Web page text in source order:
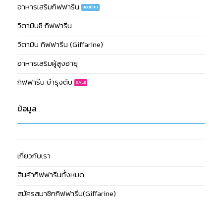
อาหารเสริมกิฟฟารีน
วิตามินซี กิฟฟารีน
วิตามิน กิฟฟารีน (Giffarine)
อาหารเสริมผู้สูงอายุ
กิฟฟารีน บำรุงตับ
ข้อมูล
เกี่ยวกับเรา
สินค้ากิฟฟารีนทั้งหมด
สมัครสมาชิกกิฟฟารีน(Giffarine)